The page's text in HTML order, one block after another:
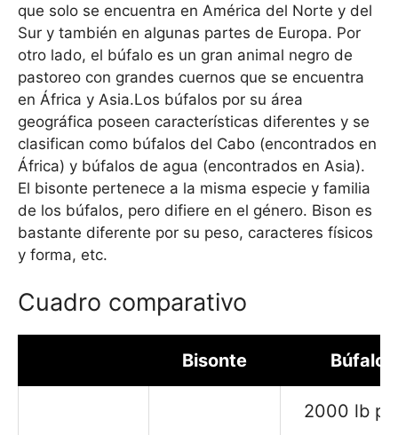
que solo se encuentra en América del Norte y del
Sur y también en algunas partes de Europa. Por
otro lado, el búfalo es un gran animal negro de
pastoreo con grandes cuernos que se encuentra
en África y Asia.Los búfalos por su área
geográfica poseen características diferentes y se
clasifican como búfalos del Cabo (encontrados en
África) y búfalos de agua (encontrados en Asia).
El bisonte pertenece a la misma especie y familia
de los búfalos, pero difiere en el género. Bison es
bastante diferente por su peso, caracteres físicos
y forma, etc.
Cuadro comparativo
Bisonte Búfalo
2000 lb